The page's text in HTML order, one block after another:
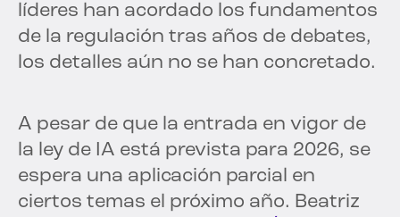
líderes han acordado los fundamentos
de la regulación tras años de debates,
los detalles aún no se han concretado.
A pesar de que la entrada en vigor de
la ley de IA está prevista para 2026, se
espera una aplicación parcial en
ciertos temas el próximo año. Beatriz